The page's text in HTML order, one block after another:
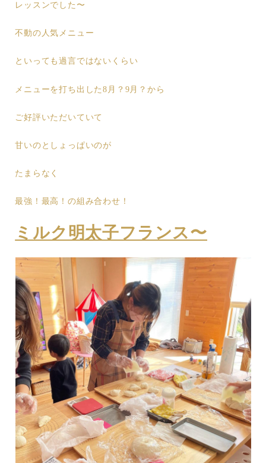
レッスンでした〜
不動の人気メニュー
といっても過言ではないくらい
メニューを打ち出した8月？9月？から
ご好評いただいていて
甘いのとしょっぱいのが
たまらなく
最強！最高！の組み合わせ！
ミルク明太子フランス〜